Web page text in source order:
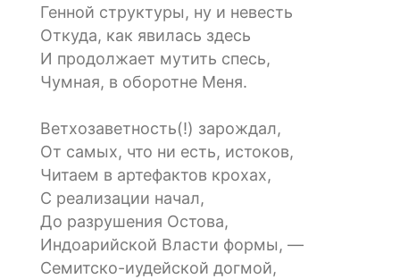
Генной структуры, ну и невесть
Откуда, как явилась здесь
И продолжает мутить спесь,
Чумная, в оборотне Меня.
Ветхозаветность(!) зарождал,
От самых, что ни есть, истоков,
Читаем в артефактов крохах,
С реализации начал,
До разрушения Остова,
Индоарийской Власти формы, —
Семитско-иудейской догмой,